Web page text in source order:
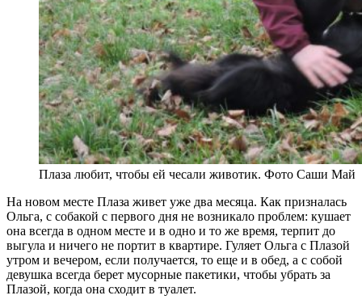
Плаза любит, чтобы ей чесали животик. Фото Саши Май
На новом месте Плаза живет уже два месяца. Как призналась
Ольга, с собакой с первого дня не возникало проблем: кушает
она всегда в одном месте и в одно и то же время, терпит до
выгула и ничего не портит в квартире. Гуляет Ольга с Плазой
утром и вечером, если получается, то еще и в обед, а с собой
девушка всегда берет мусорные пакетики, чтобы убрать за
Плазой, когда она сходит в туалет.